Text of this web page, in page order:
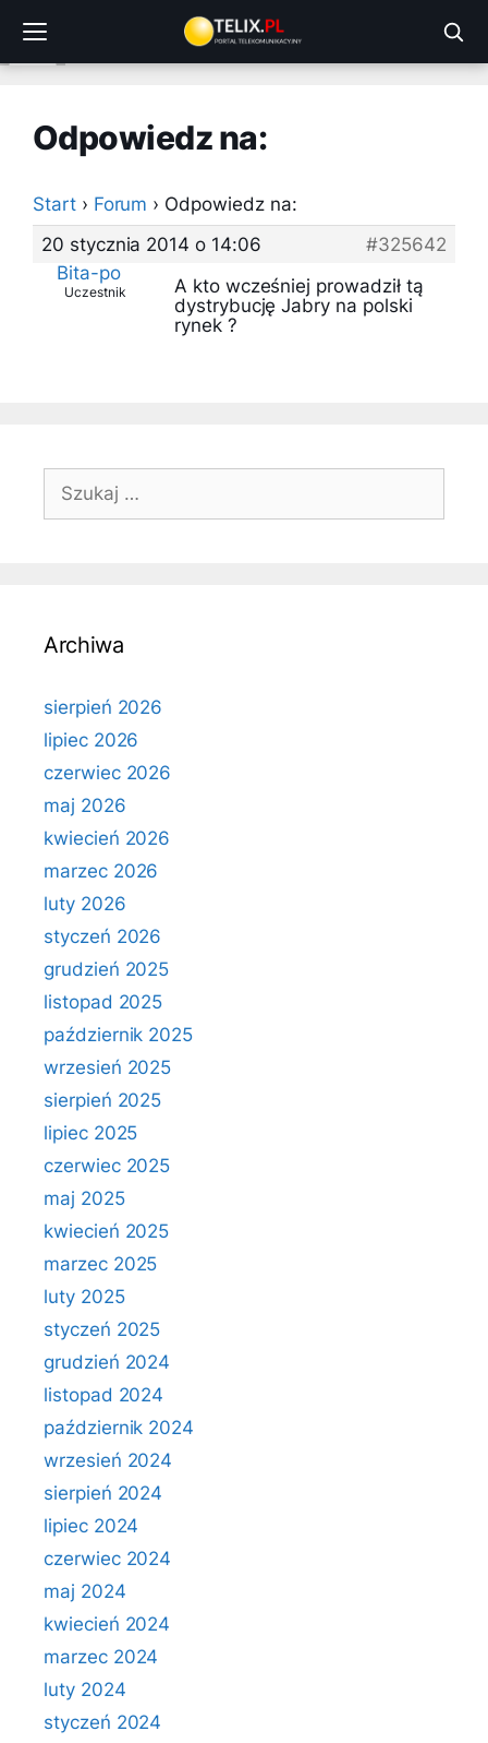
treści
Odpowiedz na:
Start › Forum › Odpowiedz na:
20 stycznia 2014 o 14:06
#325642
Bita-po
Uczestnik
A kto wcześniej prowadził tą
dystrybucję Jabry na polski
rynek ?
Szukaj:
Archiwa
sierpień 2026
lipiec 2026
czerwiec 2026
maj 2026
kwiecień 2026
marzec 2026
luty 2026
styczeń 2026
grudzień 2025
listopad 2025
październik 2025
wrzesień 2025
sierpień 2025
lipiec 2025
czerwiec 2025
maj 2025
kwiecień 2025
marzec 2025
luty 2025
styczeń 2025
grudzień 2024
listopad 2024
październik 2024
wrzesień 2024
sierpień 2024
lipiec 2024
czerwiec 2024
maj 2024
kwiecień 2024
marzec 2024
luty 2024
styczeń 2024